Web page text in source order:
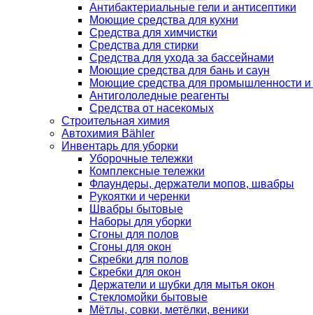
Антибактериальные гели и антисептики
Моющие средства для кухни
Средства для химчистки
Средства для стирки
Средства для ухода за бассейнами
Моющие средства для бань и саун
Моющие средства для промышленности и
Антигололедные реагенты
Средства от насекомых
Строительная химия
Автохимия Bähler
Инвентарь для уборки
Уборочные тележки
Комплексные тележки
Флаундеры, держатели мопов, швабры
Рукоятки и черенки
Швабры бытовые
Наборы для уборки
Сгоны для полов
Сгоны для окон
Скребки для полов
Скребки для окон
Держатели и шубки для мытья окон
Стекломойки бытовые
Мётлы, совки, метёлки, веники